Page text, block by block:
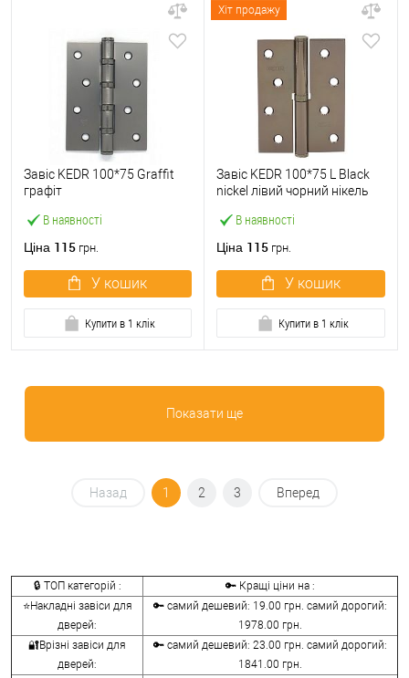
В наявності
Завіс KEDR 100*75 Graffit
графіт
Ціна 115 грн.
У кошик
Купити в 1 клік
Хіт продажу
В наявності
Завіс KEDR 100*75 L Black
nickel лівий чорний нікель
Ціна 115 грн.
У кошик
Купити в 1 клік
Показати ще
Назад 1 2 3 Вперед
🔒 ТОП категорій :
🔑 Кращі ціни на :
⭐Накладні завіси для
дверей:
🔑 самий дешевий: 19.00 грн. самий дорогий:
1978.00 грн.
🔐Врізні завіси для
дверей:
🔑 самий дешевий: 23.00 грн. самий дорогий:
1841.00 грн.